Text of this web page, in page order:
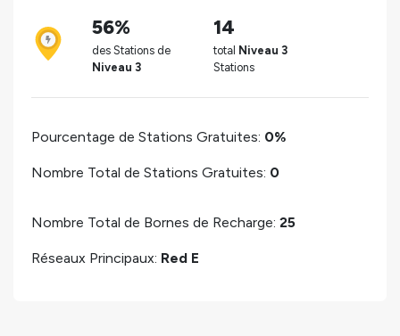
56%
des Stations de
Niveau 3
14
total Niveau 3
Stations
Pourcentage de Stations Gratuites: 0%
Nombre Total de Stations Gratuites: 0
Nombre Total de Bornes de Recharge: 25
Réseaux Principaux: Red E